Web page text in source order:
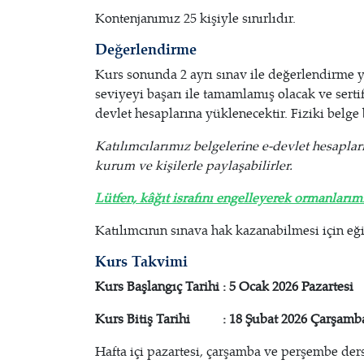
Kontenjanımız 25 kişiyle sınırlıdır.
Değerlendirme
Kurs sonunda 2 ayrı sınav ile değerlendirme
seviyeyi başarı ile tamamlamış olacak ve
devlet hesaplarına yüklenecektir. Fiziki belge
Katılımcılarımız belgelerine e-devlet
kurum ve kişilerle paylaşabilirler.
Lütfen, kâğıt israfını engelleyerek
Katılımcının sınava hak kazanabilmesi için
Kurs Takvimi
Kurs Başlangıç Tarihi : 5 Ocak 2026 Pazartesi
Kurs Bitiş Tarihi : 18 Şubat 2026
Hafta içi pazartesi, çarşamba ve perşembe